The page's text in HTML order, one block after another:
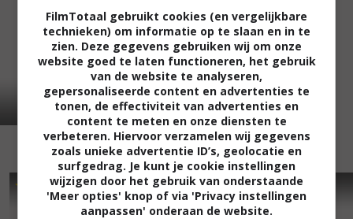
9 6,7
Judy (2019)
FilmTotaal gebruikt cookies (en vergelijkbare
technieken) om informatie op te slaan en in te
zien. Deze gegevens gebruiken wij om onze
website goed te laten functioneren, het gebruik
van de website te analyseren,
gepersonaliseerde content en advertenties te
tonen, de effectiviteit van advertenties en
content te meten en onze diensten te
verbeteren. Hiervoor verzamelen wij gegevens
zoals unieke advertentie ID’s, geolocatie en
surfgedrag. Je kunt je cookie instellingen
wijzigen door het gebruik van onderstaande
'Meer opties' knop of via 'Privacy instellingen
aanpassen' onderaan de website.